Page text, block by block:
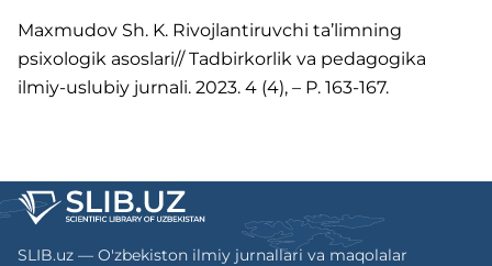
Maxmudov Sh. K. Rivojlantiruvchi ta’limning
psixologik asoslari// Tadbirkorlik va pedagogika
ilmiy-uslubiy jurnali. 2023. 4 (4), – P. 163-167.
SLIB.uz — O'zbekiston ilmiy jurnallari va maqolalar